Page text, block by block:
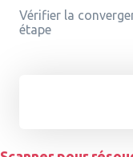
Vérifier la
étape